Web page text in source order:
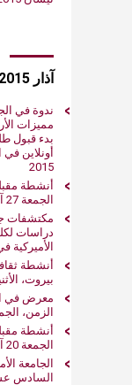
آذار 2015
ندوة في
مميزات الأراضي
بدء قبول
2015
أنشطة
الجمعة 27 آذار 2015
مكتشفات
دراسات
الأميركية في
أنشطة
بيروت، الأثنين 23
معرض في
الزمن، الجمعة 20
أنشطة
الجمعة 20 آذار 2015
الجامعة
السادس عشر،